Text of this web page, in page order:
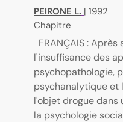
PEIRONE L. | 1992
Chapitre
FRANÇAIS :
l'insuffisance des
psychopathologie,
psychanalytique et
l'objet drogue
la psychologie